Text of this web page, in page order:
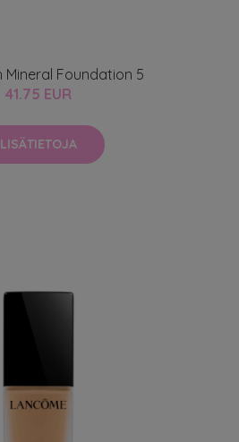
Mineral Foundation 5
41.75 EUR
LISÄTIETOJA